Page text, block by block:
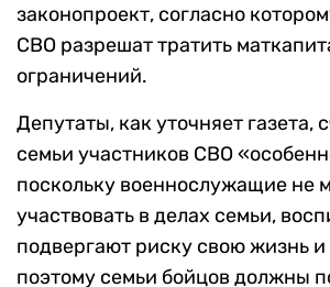
законопроект, согласно
СВО разрешат тратить
ограничений.
Депутаты, как уточняет газета,
семьи участников СВО
поскольку военнослужащие не
участвовать в делах семьи,
подвергают риску свою жизнь и
поэтому семьи бойцов должны